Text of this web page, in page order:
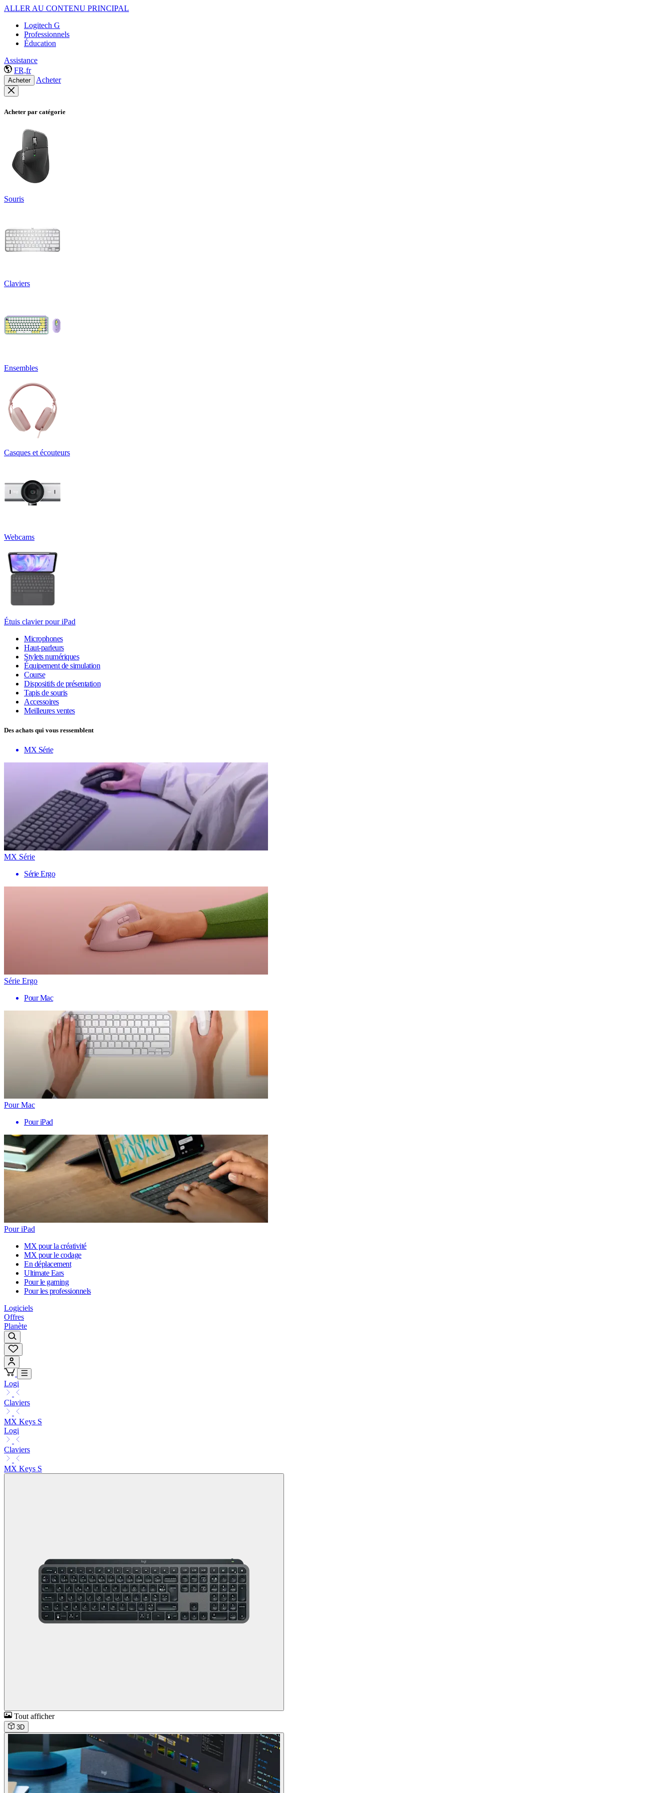
ALLER AU CONTENU PRINCIPAL
Logitech G
Professionnels
Éducation
Assistance
FR,fr
Acheter Acheter
Acheter par catégorie
Souris
Claviers
Ensembles
Casques et écouteurs
Webcams
Étuis clavier pour iPad
Microphones
Haut-parleurs
Stylets numériques
Équipement de simulation
Course
Dispositifs de présentation
Tapis de souris
Accessoires
Meilleures ventes
Des achats qui vous ressemblent
MX Série
MX Série
Série Ergo
Série Ergo
Pour Mac
Pour Mac
Pour iPad
Pour iPad
MX pour la créativité
MX pour le codage
En déplacement
Ultimate Ears
Pour le gaming
Pour les professionnels
Logiciels
Offres
Planète
Logi
Claviers
MX Keys S
Logi
Claviers
MX Keys S
Tout afficher
3D